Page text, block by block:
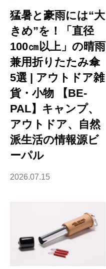
猛暑と豪雨には“大
きめ”を！「直径
100㎝以上」の晴雨
兼用折りたたみ傘
5選 | アウトドア雑
貨・小物 【BE-
PAL】キャンプ、
アウトドア、自然
派生活の情報源ビ
ーパル
2026.07.15